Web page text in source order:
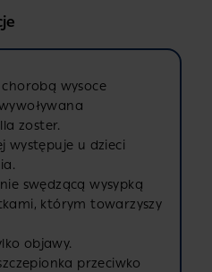
wysoce
zoster.
występuje u dzieci
swędzącą wysypką
którym towarzyszy
objawy.
przeciwko